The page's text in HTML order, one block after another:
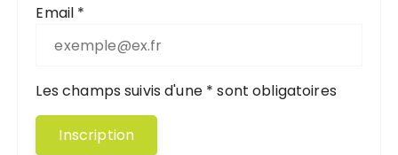
Email *
Les champs suivis d'une * sont obligatoires